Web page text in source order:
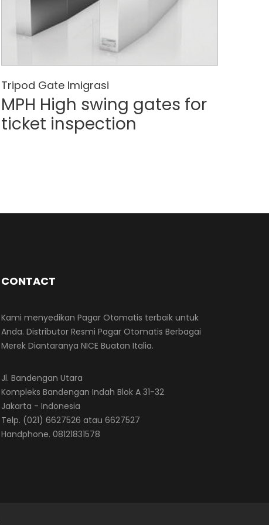
Tripod Gate Imigrasi
MPH High swing gates for
ticket inspection
CONTACT
Kami menyedikan Pagar Otomatis terbaik untuk
Anda. Distributor Resmi Pagar Otomatis Berbagai
Merek Diantaranya NICE Buatan Italia.
Jl. Bandengan Utara
Kompleks Bandengan Indah Blok A 31-32
Jakarta - Indonesia
Telp. (021) 6627526 atau 6627527
Handphone. 08121831578